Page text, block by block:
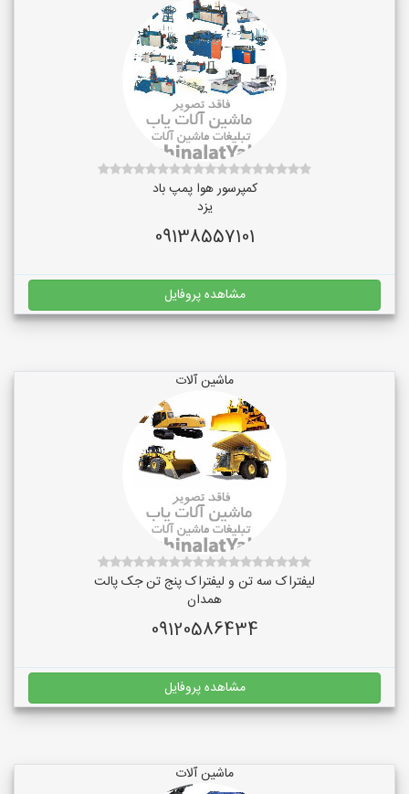
کمپرسور هوا پمپ باد
یزد
09138557101
مشاهده پروفایل
ماشین آلات
لیفتراک سه تن و لیفتراک پنج تن جک پالت
همدان
09120586434
مشاهده پروفایل
ماشین آلات